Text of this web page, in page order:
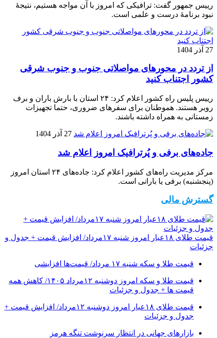
رییس جمهور گفت: ترافیکی که امروز با آن مواجه هستیم، نتیجۀ
نبود برنامۀ درست و علمی است.
27 آذر 1404
از تردد در محورهای مواصلاتی جنوب و جنوب شرقی
کشور اجتناب کنید
رییس پلیس راه کشور اعلام کرد: ۲۴ استان با بارش باران و برف
روبر هستند. هموطنان برای سفرهای ضروری، حتما تجهیزات
زمستانی به همراه داشته باشند.
27 آذر 1404
جاده‌های برفی و پُرترافیک امروز اعلام شد
مرکز مدیریت راه‌های کشور اعلام کرد: جاده‌های ۲۴ استان امروز
(پنجشنبه) برفی یا بارانی است.
گسترش مالی
قیمت طلای ۱۸عیار امروز شنبه ۱۷مرداد/ افزایش قیمت + جدول و
جزئیات
قیمت طلا و سکه شنبه ۱۷ مرداد/ قیمت‌ها افزایشی
قیمت طلا و سکه امروز دوشنبه ۱۲مرداد ۱۴۰۵/ کاهش همه
قیمت ها + جدول و جزئیات
قیمت طلای ۱۸عیار امروز دوشنبه ۱۲مرداد/ افزایش قیمت +
جدول و جزئیات
بازارهای جهانی در انتظار سرنوشت تنگه هرمز